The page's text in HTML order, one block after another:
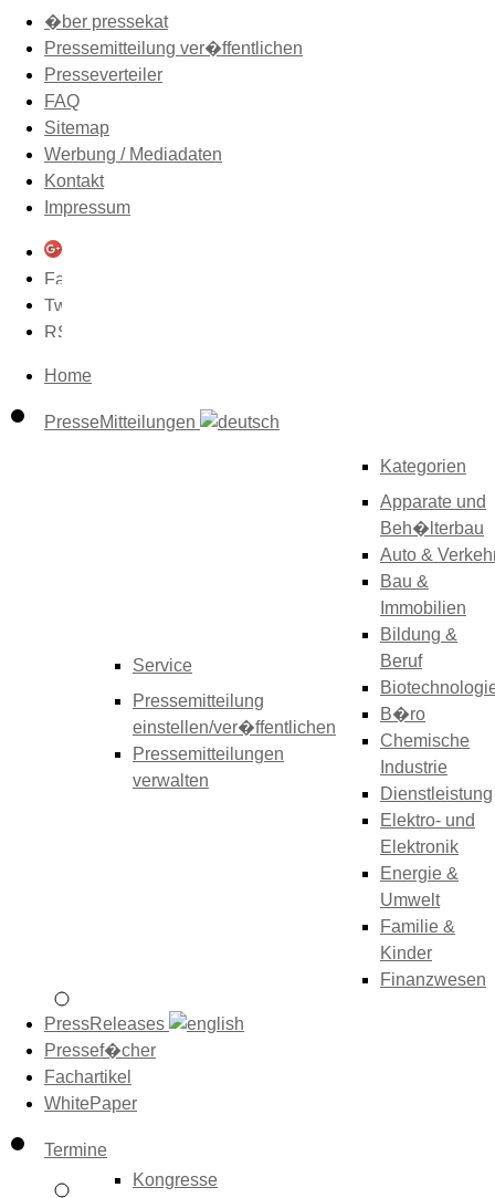
�ber pressekat
Pressemitteilung ver�ffentlichen
Presseverteiler
FAQ
Sitemap
Werbung / Mediadaten
Kontakt
Impressum
Home
PresseMitteilungen
Service
Pressemitteilung
einstellen/ver�ffentlichen
Pressemitteilungen
verwalten
Kategorien
Apparate und
Beh�lterbau
Auto &
Bau &
Immobilien
Bildung &
Beruf
B�ro
Chemische
Industrie
Dienstleistung
Elektro- und
Elektronik
Energie &
Umwelt
Familie &
Kinder
Finanzwesen
PressReleases
Pressef�cher
Fachartikel
WhitePaper
Termine
Kongresse